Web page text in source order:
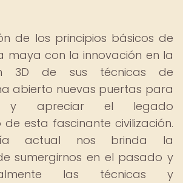
de los principios básicos de
maya con la innovación en la
3D de sus técnicas de
abierto nuevas puertas para
y apreciar el legado
esta fascinante civilización.
actual nos brinda la
sumergirnos en el pasado y
las técnicas y